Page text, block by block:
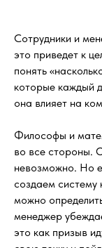
Сотрудники и
это приведет к
понять
которые каждый
она влияет на
Философы и
во все стороны.
невозможно. Но
создаем систему
можно
менеджер
это как призыв